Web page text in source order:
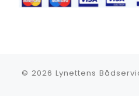
© 2026 Lynettens